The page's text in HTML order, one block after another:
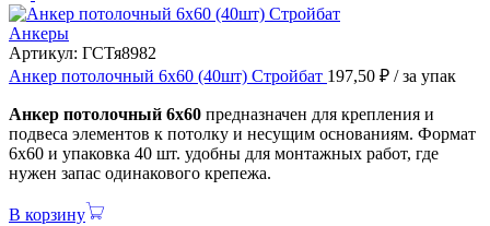
Анкеры
Артикул: ГСТя8982
Анкер потолочный 6х60 (40шт) Стройбат 197,50 ₽ / за упак
Анкер потолочный 6х60 предназначен для крепления и
подвеса элементов к потолку и несущим основаниям. Формат
6х60 и упаковка 40 шт. удобны для монтажных работ, где
нужен запас одинакового крепежа.
В корзину